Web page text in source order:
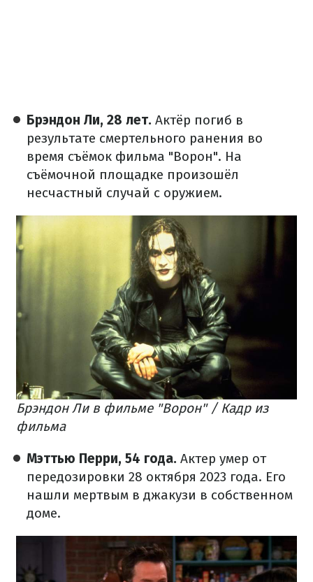
Брэндон Ли, 28 лет. Актёр погиб в
результате смертельного ранения во
время съёмок фильма "Ворон". На
съёмочной площадке произошёл
несчастный случай с оружием.
Брэндон Ли в фильме "Ворон" / Кадр из
фильма
Мэттью Перри, 54 года. Актер умер от
передозировки 28 октября 2023 года. Его
нашли мертвым в джакузи в собственном
доме.